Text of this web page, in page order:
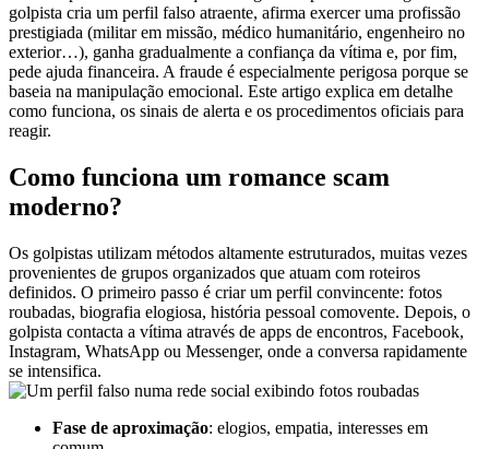
golpista cria um perfil falso atraente, afirma exercer uma profissão
prestigiada (militar em missão, médico humanitário, engenheiro no
exterior…), ganha gradualmente a confiança da vítima e, por fim,
pede ajuda financeira. A fraude é especialmente perigosa porque se
baseia na manipulação emocional. Este artigo explica em detalhe
como funciona, os sinais de alerta e os procedimentos oficiais para
reagir.
Como funciona um romance scam
moderno?
Os golpistas utilizam métodos altamente estruturados, muitas vezes
provenientes de grupos organizados que atuam com roteiros
definidos. O primeiro passo é criar um perfil convincente: fotos
roubadas, biografia elogiosa, história pessoal comovente. Depois, o
golpista contacta a vítima através de apps de encontros, Facebook,
Instagram, WhatsApp ou Messenger, onde a conversa rapidamente
se intensifica.
Fase de aproximação: elogios, empatia, interesses em